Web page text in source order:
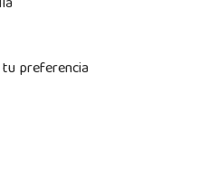
preferencia